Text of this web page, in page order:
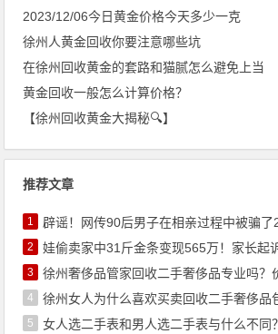
2023/12/06今日黄金价格今天多少一克
徐州人黄金回收你要注意哪些坑
在徐州回收黄金的套路和猫腻怎么避免上当
黄金回收一般怎么计算价格？
【徐州回收黄金大揭秘🔍】
推荐文章
1 辟谣！网传90后男子在相亲过程中被骗了
2 娃偷卖家中31斤金条变现565万！家长起诉要
3 徐州奢侈品管家回收二手奢侈品专业吗？
4 徐州女人为什么喜欢买卖回收二手奢侈品
5 女人选二手表和男人选二手表与什么不同？